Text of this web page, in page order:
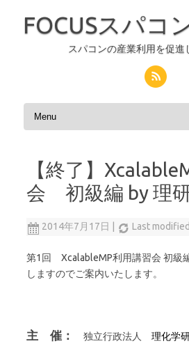
FOCUSスパコ
スパコンの産業利用を促進
コンテンツへスキップ
【終了】
会 初級編 by 理
2014年7月17日 Last
第1回 XcalableMP利用講習会 初級
しますのでご案内いたします。
主 催： 独立行政法人 理化学